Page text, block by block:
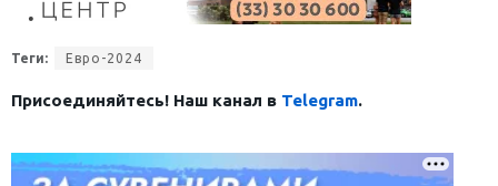
Теги: Евро-2024
Присоединяйтесь! Наш канал в Telegram.